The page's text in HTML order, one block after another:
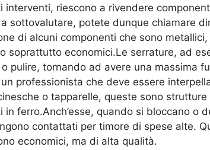
interventi, riescono a rivendere
sottovalutare, potete dunque chiamare
di alcuni componenti che sono
soprattutto economici.Le serrature, ad
pulire, tornando ad avere una massima
professionista che deve essere
o tapparelle, queste sono
in ferro.Anch’esse, quando si bloccano
contattati per timore di spese alte.
economici, ma di alta qualità.